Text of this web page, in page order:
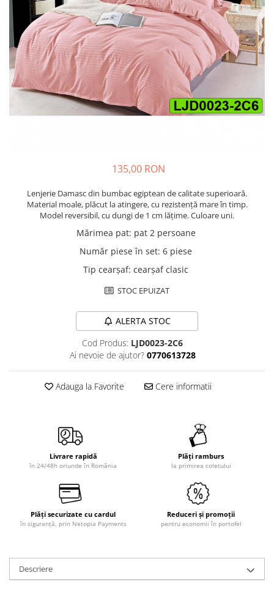
Cuverturi bumbac
Cuverturi catifea
Huse de protecție
Huse de protectie pat finet
Huse de protecție scaun
Prosoape
Prosoape de baie
135,00 RON
Lenjerie Damasc din bumbac egiptean de calitate superioară.
Material moale, plăcut la atingere, cu rezistență mare în timp.
Model reversibil, cu dungi de 1 cm lățime. Culoare uni.
Mărimea pat: pat 2 persoane
Număr piese în set: 6 piese
Tip cearșaf: cearșaf clasic
STOC EPUIZAT
ALERTA STOC
Cod Produs: LJD0023-2C6
Ai nevoie de ajutor? 0770613728
Adauga la Favorite Cere informatii
Livrare rapidă
în 24/48h oriunde în România
Plăți ramburs
la primirea coletului
Plăți securizate cu cardul
în siguranță, prin Netopia Payments
Reduceri și promoții
pentru economii în portofel
Descriere